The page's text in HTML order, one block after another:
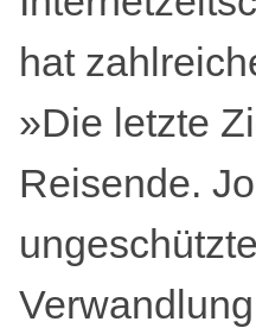
hat
»Die letzte
Reisende.